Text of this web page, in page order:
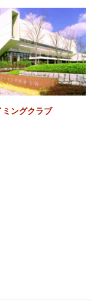
かけ、無理
す。習得す
個人の能力
要な内容を
とで、子ど
激が生ま
新しい体験
する「進
て確認で
ます。
より
変助かります。立体
め雨の日も安心です。
はすごく便利です。
ミングクラブ